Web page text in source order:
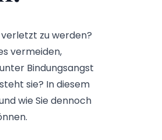
zu werden?
vermeiden,
Bindungsangst
sie? In diesem
wie Sie dennoch